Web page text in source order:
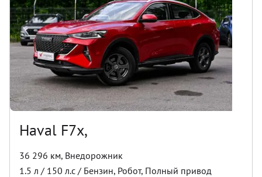
Haval F7x,
36 296 км, Внедорожник
1.5 л / 150 л.с / Бензин, Робот, Полный привод